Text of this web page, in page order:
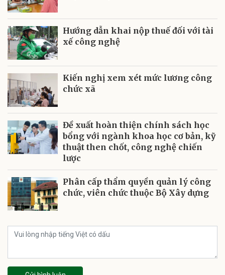
Hướng dẫn khai nộp thuế đối với tài
xế công nghệ
Kiến nghị xem xét mức lương công
chức xã
Đề xuất hoàn thiện chính sách học
bổng với ngành khoa học cơ bản, kỹ
thuật then chốt, công nghệ chiến
lược
Phân cấp thẩm quyền quản lý công
chức, viên chức thuộc Bộ Xây dựng